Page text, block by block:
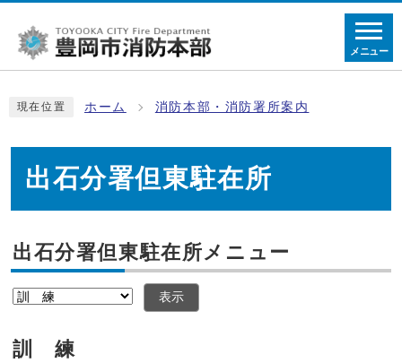
メニュー
現在位置 ホーム 消防本部・消防署所案内
出石分署但東駐在所
出石分署但東駐在所メニュー
表示
訓 練